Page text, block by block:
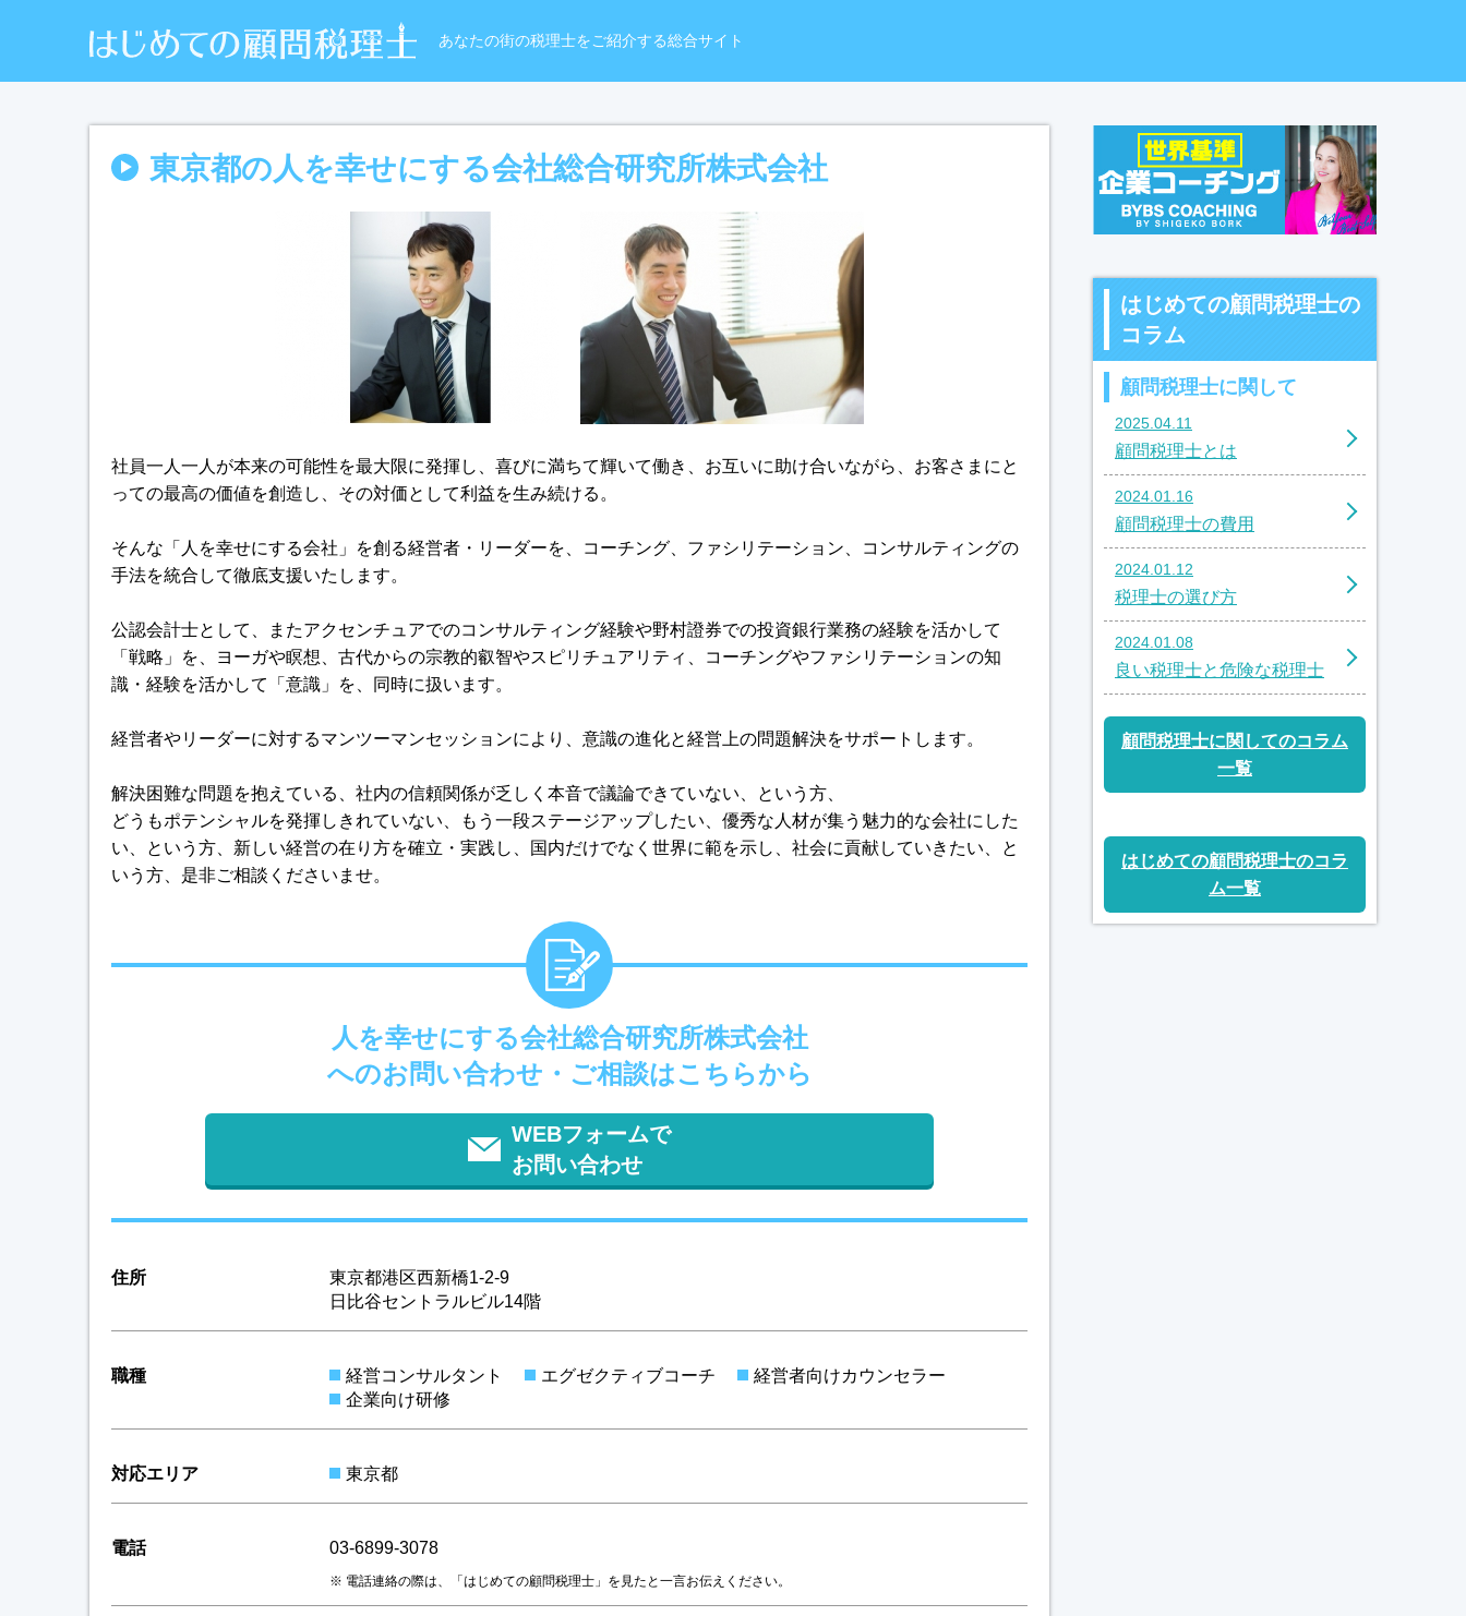
あなたの街の税理士をご紹介する総合サイト
東京都の人を幸せにする会社総合研究所株式会社
社員一人一人が本来の可能性を最大限に発揮し、喜びに満ちて輝いて働き、お互いに助け合いながら、お客さまにと
っての最高の価値を創造し、その対価として利益を生み続ける。
そんな「人を幸せにする会社」を創る経営者・リーダーを、コーチング、ファシリテーション、コンサルティングの
手法を統合して徹底支援いたします。
公認会計士として、またアクセンチュアでのコンサルティング経験や野村證券での投資銀行業務の経験を活かして
「戦略」を、ヨーガや瞑想、古代からの宗教的叡智やスピリチュアリティ、コーチングやファシリテーションの知
識・経験を活かして「意識」を、同時に扱います。
経営者やリーダーに対するマンツーマンセッションにより、意識の進化と経営上の問題解決をサポートします。
解決困難な問題を抱えている、社内の信頼関係が乏しく本音で議論できていない、という方、
どうもポテンシャルを発揮しきれていない、もう一段ステージアップしたい、優秀な人材が集う魅力的な会社にした
い、という方、新しい経営の在り方を確立・実践し、国内だけでなく世界に範を示し、社会に貢献していきたい、と
いう方、是非ご相談くださいませ。
人を幸せにする会社総合研究所株式会社
へのお問い合わせ・ご相談はこちらから
WEBフォームで
お問い合わせ
住所
東京都港区西新橋1-2-9
日比谷セントラルビル14階
職種 経営コンサルタント エグゼクティブコーチ
経営者向けカウンセラー
企業向け研修
対応エリア 東京都
電話 03-6899-3078
電話連絡の際は、「はじめての顧問税理士」を見たと一言お伝えください。
はじめての顧問税理士の
コラム
顧問税理士に関して
2025.04.11
顧問税理士とは
2024.01.16
顧問税理士の費用
2024.01.12
税理士の選び方
2024.01.08
良い税理士と危険な税理士
顧問税理士に関してのコラム
一覧
はじめての顧問税理士のコラ
ム一覧